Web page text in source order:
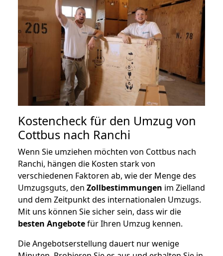
Kostencheck für den Umzug von
Cottbus nach Ranchi
Wenn Sie umziehen möchten von Cottbus nach
Ranchi, hängen die Kosten stark von
verschiedenen Faktoren ab, wie der Menge des
Umzugsguts, den Zollbestimmungen im Zielland
und dem Zeitpunkt des internationalen Umzugs.
Mit uns können Sie sicher sein, dass wir die
besten Angebotefür Ihren Umzug kennen.
Die Angebotserstellung dauert nur wenige